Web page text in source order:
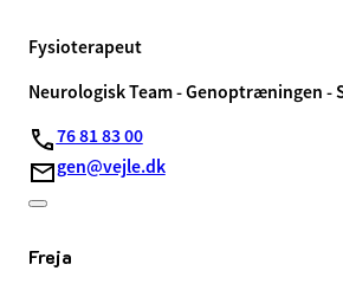
Fysioterapeut
Neurologisk Team - Genoptræningen -
76 81 83 00
gen@vejle.dk
Freja